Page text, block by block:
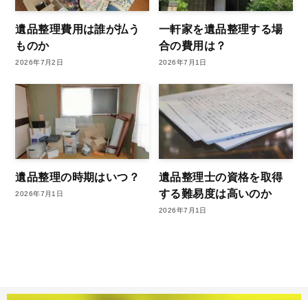
遺品整理費用は誰が払う
ものか
2026年7月2日
一軒家を遺品整理する場
合の費用は？
2026年7月1日
遺品整理の時期はいつ？
2026年7月1日
遺品整理士の資格を取得
する難易度は高いのか
2026年7月1日